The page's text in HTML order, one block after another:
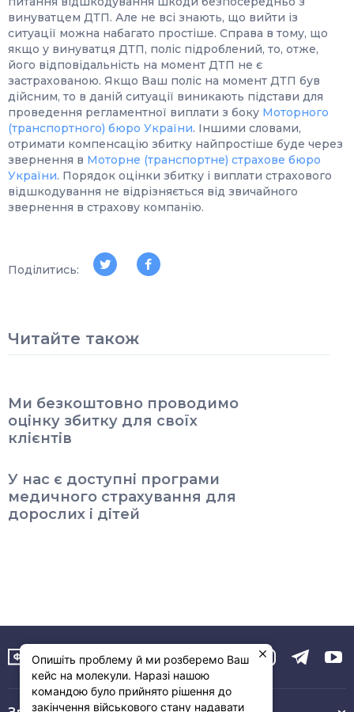
винуватцем ДТП. Але не всі знають, що вийти із
ситуації можна набагато простіше. Справа в тому, що
якщо у винуватця ДТП, поліс підроблений, то, отже,
його відповідальність на момент ДТП не є
застрахованою. Якщо Ваш поліс на момент ДТП був
дійсним, то в даній ситуації виникають підстави для
проведення регламентної виплати з боку Моторного
(транспортного) бюро України. Іншими словами,
отримати компенсацію збитку найпростіше буде через
звернення в Моторне (транспортне) страхове бюро
України. Порядок оцінки збитку і виплати страхового
відшкодування не відрізняється від звичайного
звернення в страхову компанію.
Поділитись:
Читайте також
Ми безкоштовно проводимо
оцінку збитку для своїх
клієнтів
У нас є доступні програми
медичного страхування для
дорослих і дітей
Опишіть проблему й ми розберемо Ваш
кейс на молекули. Наразі нашою
командою було прийнято рішення до
закінчення військового стану надавати